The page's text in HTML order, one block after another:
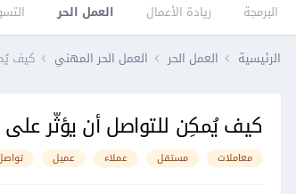
البرمجة ريادة الأعمال العمل الحر
الرئيسية العمل الحر العمل الحر المهني كيف
كيف يُمكِن للتواصل أن يؤثّر
معاملات مستقل عملاء عميل